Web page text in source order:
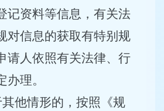
记资料等信息，有关法
对信息的获取有特别规
请人依照有关法律、行
理。
他情形的，按照《规